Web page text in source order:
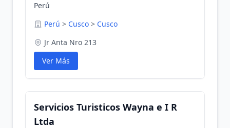
Perú
Perú > Cusco > Cusco
Jr Anta Nro 213
Ver Más
Servicios Turisticos Wayna e I R
Ltda